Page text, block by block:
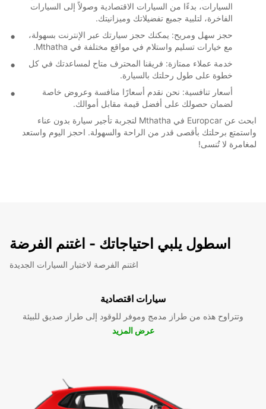
السيارات، بدءًا من السيارات الاقتصادية وصولاً إلى السيارات
الفاخرة، لتلبية جميع تفضيلاتك وميزانيتك.
حجز سهل ومريح: يمكنك حجز سيارتك عبر الإنترنت بسهولة،
مع خيارات تسليم واستلام في مواقع مختلفة في Mthatha.
خدمة عملاء ممتازة: فريقنا المحترف متاح لمساعدتك في كل
خطوة على طول رحلتك بالسيارة.
أسعار تنافسية: نحن نقدم أسعارًا منافسة وعروض خاصة
لضمان حصولك على أفضل قيمة مقابل أموالك.
ابحث عن Europcar في Mthatha لتجربة تأجير سيارة بدون عناء
واستمتع برحلتك بأقصى قدر من الراحة والسهولة. احجز اليوم واستعد
لمغامرة لا تُنسى!
اسطول يلبي احتياجاتك - اغتنم الفرضة
اغتنم الفرصة لاختبار السيارات الجديدة
سيارات اقتصادية
وتتراوح هذه من طراز مدمج وموفر للوقود إلى طراز صديق للبيئة
عرض المزيد